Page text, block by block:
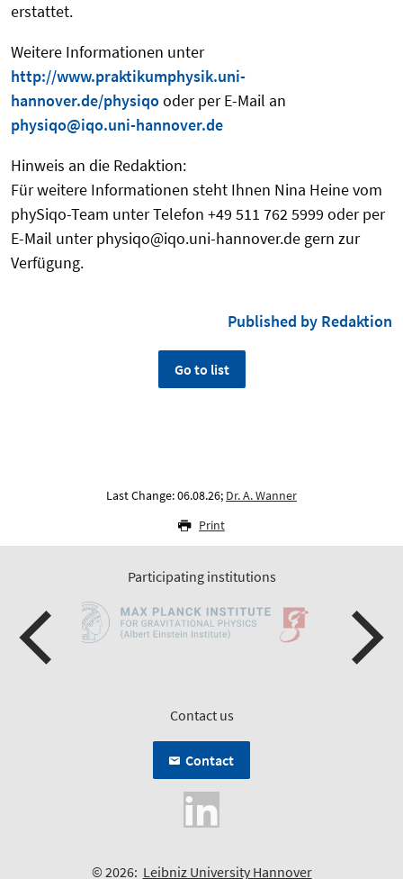
erstattet.
Weitere Informationen unter
http://www.praktikumphysik.uni-
hannover.de/physiqooder per E-Mail an
physiqo@iqo.uni-hannover.de
Hinweis an die Redaktion:
Für weitere Informationen steht Ihnen Nina Heine vom
phySiqo-Team unter Telefon +49 511 762 5999 oder per
E-Mail unter physiqo@iqo.uni-hannover.de gern zur
Verfügung.
Published by Redaktion
Go to list
Last Change: 06.08.26; Dr. A. Wanner
Print
Participating institutions
Contact us
Contact
© 2026: Leibniz University Hannover